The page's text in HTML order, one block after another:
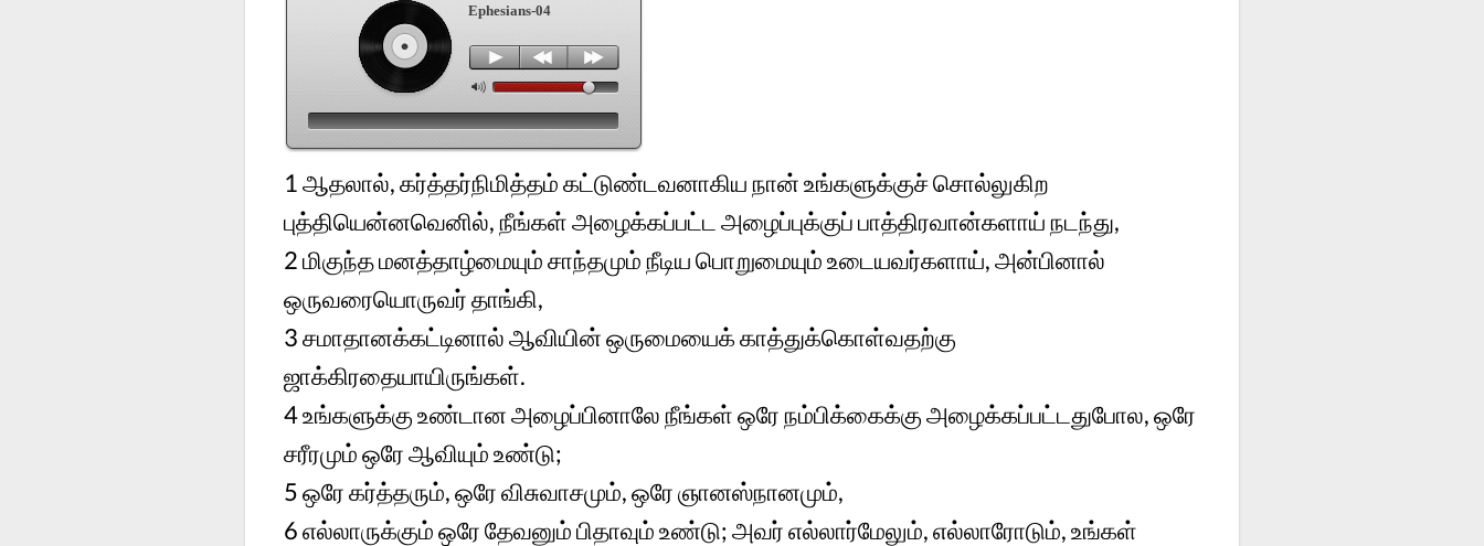
Ephesians-04
1ஆதலால், கர்த்தர்நிமித்தம் கட்டுண்டவனாகிய நான் உங்களுக்குச் சொல்லுகிற
புத்தியென்னவெனில், நீங்கள் அழைக்கப்பட்ட அழைப்புக்குப் பாத்திரவான்களாய் நடந்து,
2மிகுந்த மனத்தாழ்மையும் சாந்தமும் நீடிய பொறுமையும் உடையவர்களாய், அன்பினால்
ஒருவரையொருவர் தாங்கி,
3சமாதானக்கட்டினால் ஆவியின் ஒருமையைக் காத்துக்கொள்வதற்கு
ஜாக்கிரதையாயிருங்கள்.
4உங்களுக்கு உண்டான அழைப்பினாலே நீங்கள் ஒரே நம்பிக்கைக்கு அழைக்கப்பட்டதுபோல, ஒரே
சரீரமும் ஒரே ஆவியும் உண்டு;
5ஒரே கர்த்தரும், ஒரே விசுவாசமும், ஒரே ஞானஸ்நானமும்,
6எல்லாருக்கும் ஒரே தேவனும் பிதாவும் உண்டு; அவர் எல்லார்மேலும், எல்லாரோடும், உங்கள்